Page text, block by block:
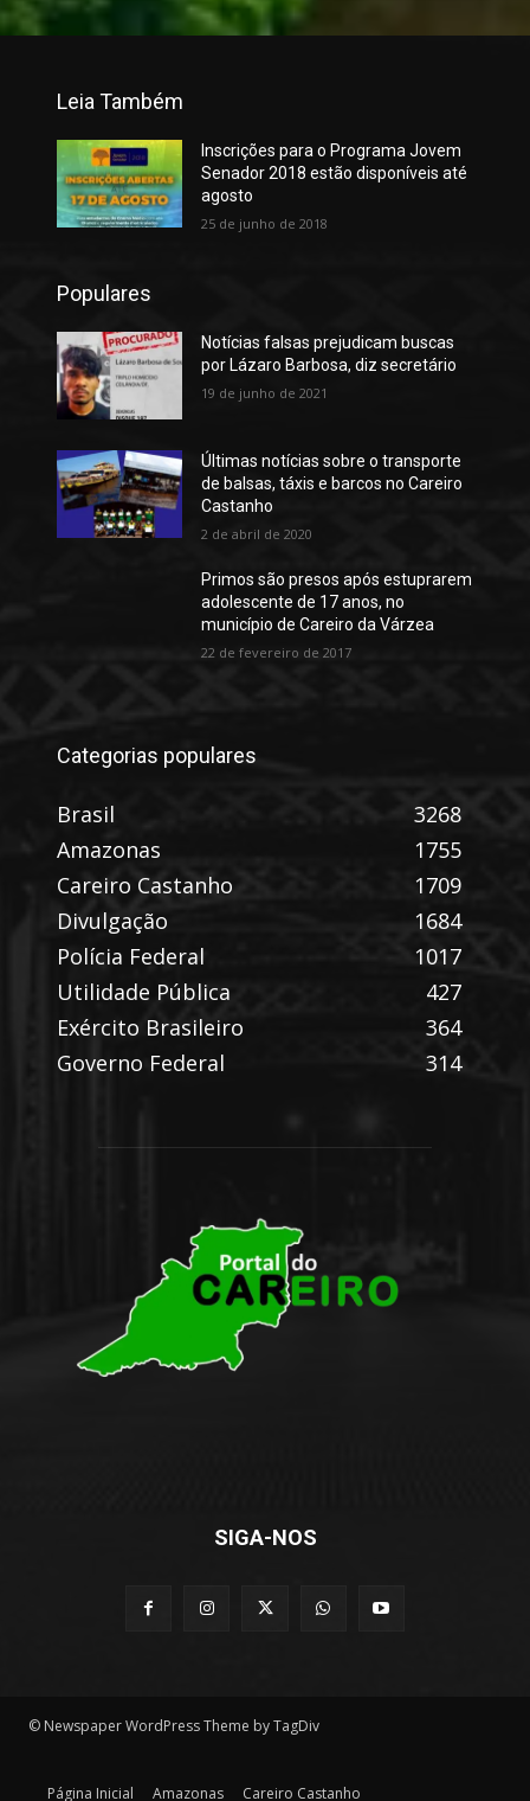
Leia Também
Inscrições para o Programa Jovem
Senador 2018 estão disponíveis até
agosto
25 de junho de 2018
Populares
Notícias falsas prejudicam buscas
por Lázaro Barbosa, diz secretário
19 de junho de 2021
Últimas notícias sobre o transporte
de balsas, táxis e barcos no Careiro
Castanho
2 de abril de 2020
Primos são presos após estuprarem
adolescente de 17 anos, no
município de Careiro da Várzea
22 de fevereiro de 2017
Categorias populares
Brasil
3268
Amazonas
1755
Careiro Castanho
1709
Divulgação
1684
Polícia Federal
1017
Utilidade Pública
427
Exército Brasileiro
364
Governo Federal
314
SIGA-NOS
© Newspaper WordPress Theme by TagDiv
Página Inicial Amazonas Careiro Castanho